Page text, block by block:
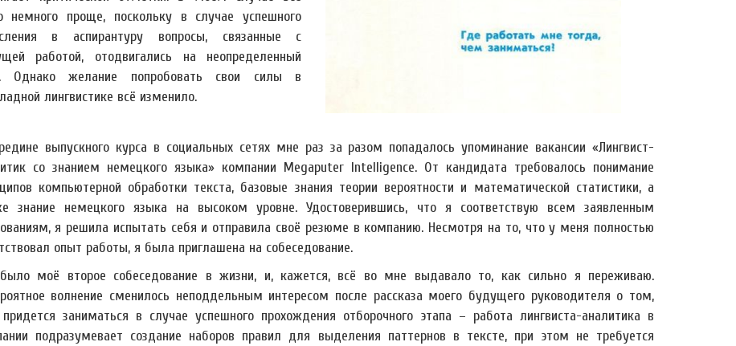
немного проще, поскольку в случае успешного
в аспирантуру вопросы, связанные с
работой, отодвигались на неопределенный
Однако желание попробовать свои силы в
лингвистике всё изменило.
выпускного курса в социальных сетях мне раз за разом попадалось упоминание вакансии «Лингвист-
со знанием немецкого языка» компании Megaputer Intelligence. От кандидата требовалось понимание
компьютерной обработки текста, базовые знания теории вероятности и математической статистики, а
знание немецкого языка на высоком уровне. Удостоверившись, что я соответствую всем заявленным
я решила испытать себя и отправила своё резюме в компанию. Несмотря на то, что у меня полностью
опыт работы, я была приглашена на собеседование.
моё второе собеседование в жизни, и, кажется, всё во мне выдавало то, как сильно я переживаю.
волнение сменилось неподдельным интересом после рассказа моего будущего руководителя о том,
заниматься в случае успешного прохождения отборочного этапа – работа лингвиста-аналитика в
подразумевает создание наборов правил для выделения паттернов в тексте, при этом не требуется